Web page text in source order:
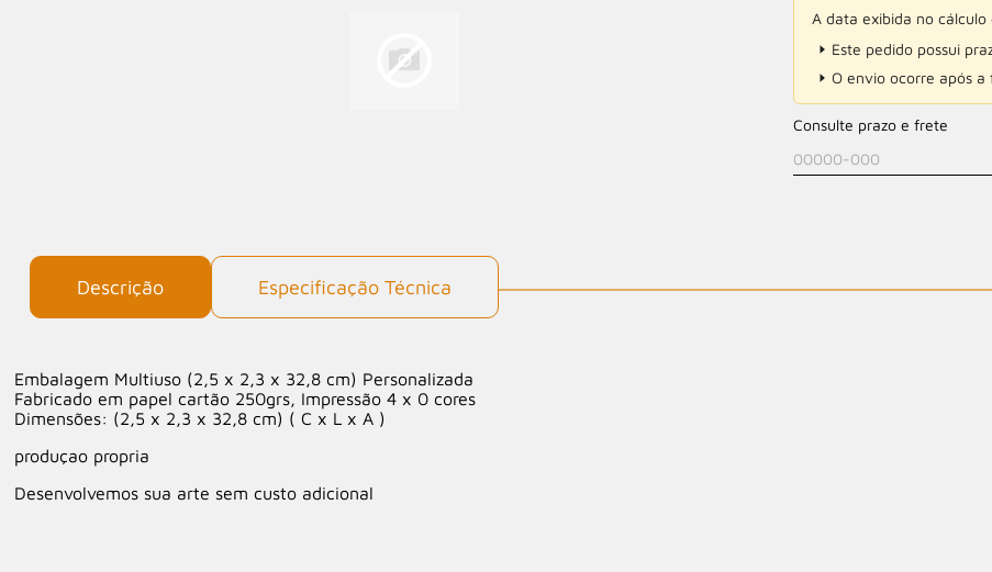
A data exibida no
Este pedido possui
O envio ocorre após a
Consulte prazo e frete
Descrição Especificação Técnica
Embalagem Multiuso (2,5 x 2,3 x 32,8 cm) Personalizada
Fabricado em papel cartão 250grs, Impressão 4 x 0 cores
Dimensões: (2,5 x 2,3 x 32,8 cm) ( C x L x A )
produçao propria
Desenvolvemos sua arte sem custo adicional